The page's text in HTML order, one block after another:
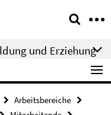
und Erziehung
Arbeitsbereiche